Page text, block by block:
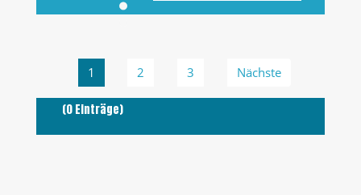
1 2 3 Nächste
(0 Einträge)